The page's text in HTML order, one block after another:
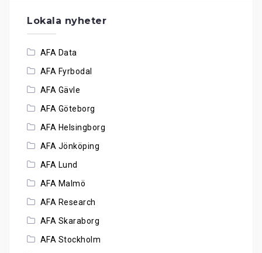
Lokala nyheter
AFA Data
AFA Fyrbodal
AFA Gävle
AFA Göteborg
AFA Helsingborg
AFA Jönköping
AFA Lund
AFA Malmö
AFA Research
AFA Skaraborg
AFA Stockholm